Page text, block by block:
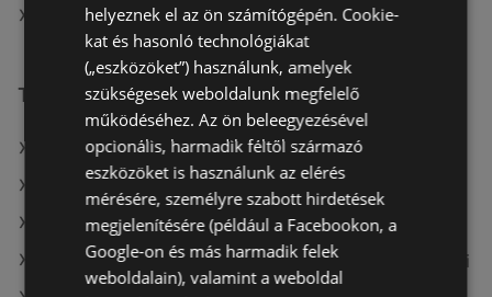
Spar itt: Hatvani
További linkek
A(z) Spar ajánlatai
A(z) COOP Szolnok Zrt. ajánlatai
A(z) Tesco ajánlatai
A(z) Fressnapf-Hungária Kft. aktuális akciós újságjai
helyeznek el az ön számítógépén. Cookie-
kat és hasonló technológiákat
(„eszközöket”) használunk, amelyek
szükségesek weboldalunk megfelelő
működéséhez. Az ön beleegyezésével
opcionális, harmadik féltől származó
eszközöket is használunk az elérés
mérésére, személyre szabott hirdetések
megjelenítésére (például a Facebookon, a
Google-on és más harmadik felek
weboldalain), valamint a weboldal